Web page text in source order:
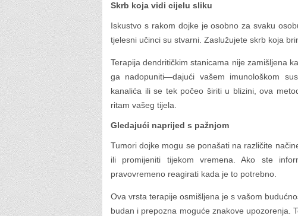
Skrb koja vidi cijelu sliku
Iskustvo s rakom dojke je osobno za svaku
tjelesni učinci su stvarni. Zaslužujete skrb koja
Terapija dendritičkim stanicama nije zamišljena
ga nadopuniti—dajući vašem imunološkom
kanalića ili se tek počeo širiti u blizini, ova
ritam vašeg tijela.
Gledajući naprijed s pažnjom
Tumori dojke mogu se ponašati na različite
ili promijeniti tijekom vremena. Ako ste
pravovremeno reagirati kada je to potrebno.
Ova vrsta terapije osmišljena je s vašom
budan i prepozna moguće znakove upozorenja.